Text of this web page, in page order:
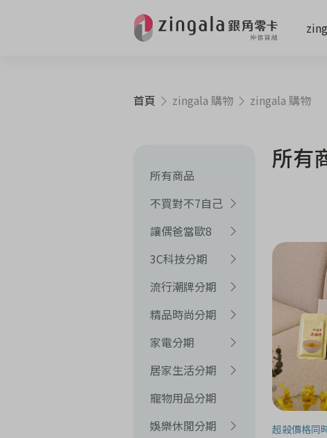
首頁 zingala 購物 zingala 購物
所有商品
不買對不7自己
讓偶爸當歐8
3C科技分期
流行潮牌分期
精品時尚分期
家電分期
居家生活分期
寵物用品分期
娛樂休閒分期
所有
超殺價格同